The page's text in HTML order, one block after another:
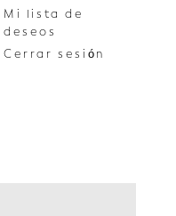
Mi lista de
deseos
Cerrar sesión